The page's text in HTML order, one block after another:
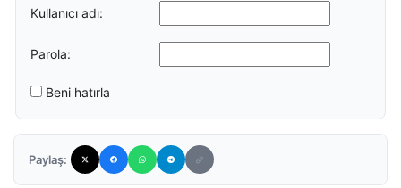
Kullanıcı adı:
Parola:
Beni hatırla
Paylaş: